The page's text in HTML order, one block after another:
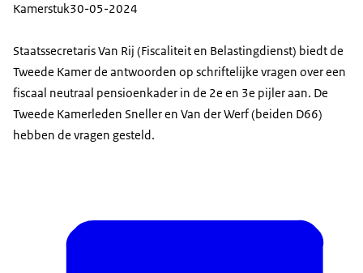
Kamerstuk30-05-2024
Staatssecretaris Van Rij (Fiscaliteit en Belastingdienst) biedt de
Tweede Kamer de antwoorden op schriftelijke vragen over een
fiscaal neutraal pensioenkader in de 2e en 3e pijler aan. De
Tweede Kamerleden Sneller en Van der Werf (beiden D66)
hebben de vragen gesteld.